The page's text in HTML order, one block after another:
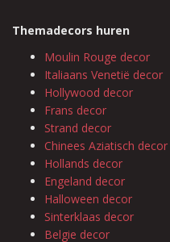
Themadecors huren
Moulin Rouge decor
Italiaans Venetië decor
Hollywood decor
Frans decor
Strand decor
Chinees Aziatisch decor
Hollands decor
Engeland decor
Halloween decor
Sinterklaas decor
Belgie decor